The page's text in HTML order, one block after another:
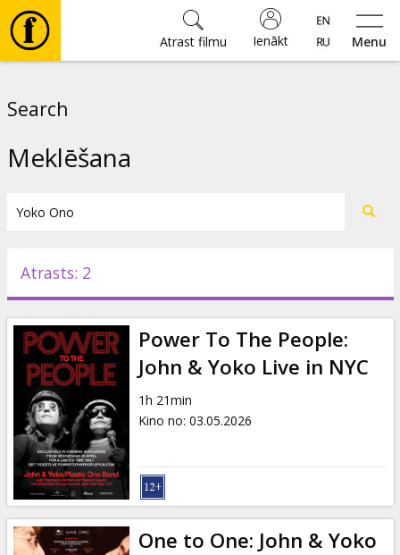
Menu
Ienākt
Atrast filmu
Pasākumi
Ziņas
Dāvanu
kartes
Uzkodas
B2B
Search
Meklēšana
Atrasts: 2
Power To The People:
John & Yoko Live in NYC
1h 21min
Kino no: 03.05.2026
One to One: John & Yoko